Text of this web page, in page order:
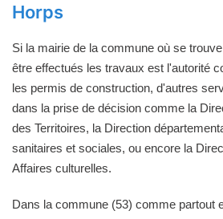
Horps
Si la mairie de la commune où se
être effectués les travaux est l'autorité
les permis de construction, d'autres
dans la prise de décision comme la
des Territoires, la Direction
sanitaires et sociales, ou encore la
Affaires culturelles.
Dans la commune (53) comme partout